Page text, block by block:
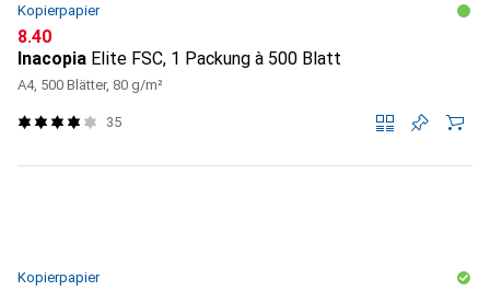
Kopierpapier
CHF
8.40
Inacopia Elite FSC, 1 Packung à 500 Blatt
A4, 500 Blätter, 80 g/m²
35
Kopierpapier